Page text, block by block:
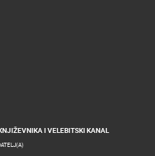
I VELEBITSKI KANAL